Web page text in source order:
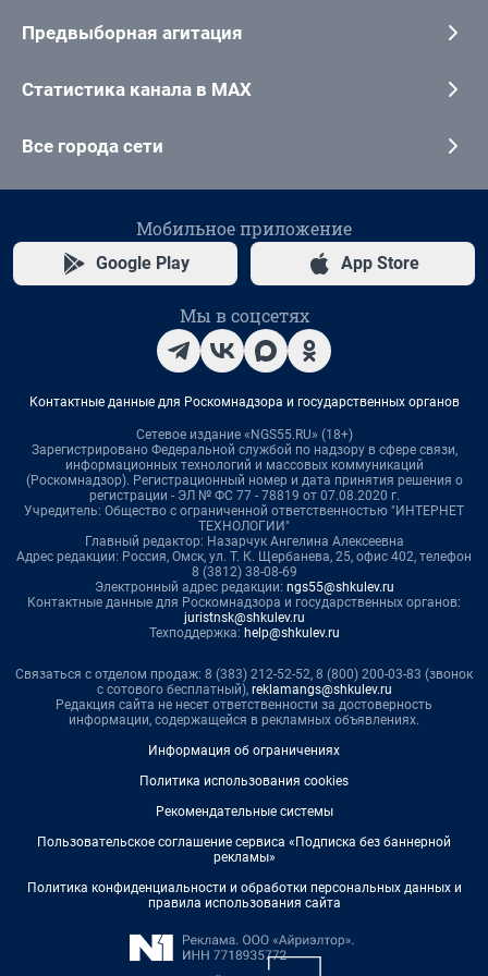
Предвыборная агитация
Статистика канала в MAX
Все города сети
Мобильное приложение
Google Play App Store
Мы в соцсетях
Контактные данные для Роскомнадзора и государственных органов
Сетевое издание «NGS55.RU» (18+)
Зарегистрировано Федеральной службой по надзору в сфере связи,
информационных технологий и массовых коммуникаций
(Роскомнадзор). Регистрационный номер и дата принятия решения о
регистрации - ЭЛ № ФС 77 - 78819 от 07.08.2020 г.
Учредитель: Общество с ограниченной ответственностью "ИНТЕРНЕТ
ТЕХНОЛОГИИ"
Главный редактор: Назарчук Ангелина Алексеевна
Адрес редакции: Россия, Омск, ул. Т. К. Щербанева, 25, офис 402, телефон
8 (3812) 38-08-69
Электронный адрес редакции: ngs55@shkulev.ru
Контактные данные для Роскомнадзора и государственных органов:
juristnsk@shkulev.ru
Техподдержка: help@shkulev.ru
Связаться с отделом продаж: 8 (383) 212-52-52, 8 (800) 200-03-83 (звонок
с сотового бесплатный), reklamangs@shkulev.ru
Редакция сайта не несет ответственности за достоверность
информации, содержащейся в рекламных объявлениях.
Информация об ограничениях
Политика использования cookies
Рекомендательные системы
Пользовательское соглашение сервиса «Подписка без баннерной
рекламы»
Политика конфиденциальности и обработки персональных данных и
правила использования сайта